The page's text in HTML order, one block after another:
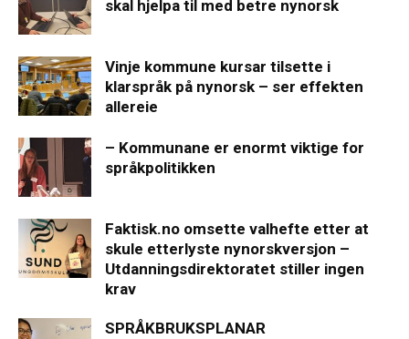
skal hjelpa til med betre nynorsk
Vinje kommune kursar tilsette i
klarspråk på nynorsk – ser effekten
allereie
– Kommunane er enormt viktige for
språkpolitikken
Faktisk.no omsette valhefte etter at
skule etterlyste nynorskversjon –
Utdanningsdirektoratet stiller ingen
krav
SPRÅKBRUKSPLANAR